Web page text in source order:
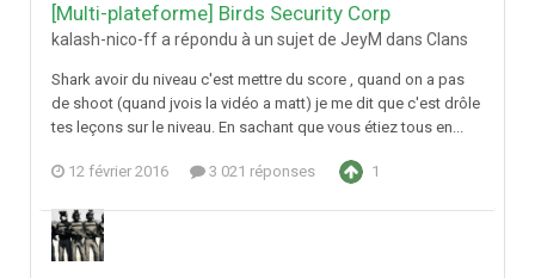
[Multi-plateforme] Birds Security Corp
kalash-nico-ff a répondu à un sujet de JeyM dans Clans
Shark avoir du niveau c'est mettre du score , quand on a pas
de shoot (quand jvois la vidéo a matt) je me dit que c'est drôle
tes leçons sur le niveau. En sachant que vous étiez tous en...
12 février 2016 3 021 réponses 1